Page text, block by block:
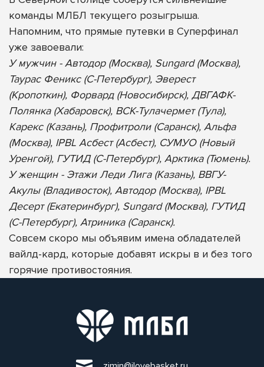
команды МЛБЛ текущего розыгрыша.
Напомним, что прямые путевки в Суперфинал
уже завоевали:
У мужчин - Автодор (Москва), Sungard (Москва),
Таурас Феникс (С-Петербург), Эверест
(Кропоткин), Форвард (Новосибирск), ДВГАФК-
Полянка (Хабаровск), ВСК-Тулачермет (Тула),
Карекс (Казань), Профитроли (Саранск), Альфа
(Москва), IPBL Асбест (Асбест), СУМУО (Новый
Уренгой), ГУТИД (С-Петербург), Арктика (Тюмень).
У женщин - Этажи Леди Лига (Казань), ВВГУ-
Акулы (Владивосток), Автодор (Москва), IPBL
Десерт (Екатеринбург), Sungard (Москва), ГУТИД
(С-Петербург), Атриника (Саранск).
Совсем скоро мы объявим имена обладателей
вайлд-кард, которые добавят искры в и без того
горячие противостояния.